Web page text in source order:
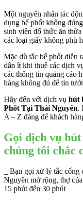
Một nguyên nhân tác
dụng bể phốt không
sinh viên đổ thức ăn
các loại giấy không phù
Mặc dù tắc bể phốt diễn
dân ít khi thuê các dịch
các thông tin quảng cáo
hàng không đủ để tin
Hãy đến với dịch vụ hút
Phốt Tại Thái Nguyên.
A – Z đáng để khách
Gọi dịch vụ
chúng tôi chắc
_ Bạn gọi xử lý tắc
Nguyên mở rộng, thợ
15 phút đến 30 phút